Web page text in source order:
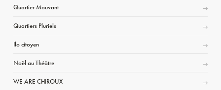
Quartier Mouvant
Quartiers Pluriels
Ilo citoyen
Noël au Théâtre
WE ARE CHIROUX